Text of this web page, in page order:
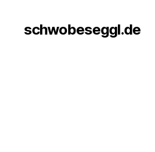
schwobeseggl.de